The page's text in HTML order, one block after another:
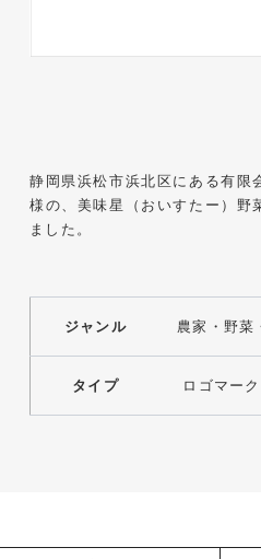
#レスポンシブWebデザイン
静岡県浜松市浜北区にある有限
様の、美味星（おいすたー）野
ました。
ジャンル 農家・野菜
タイプ ロゴマーク